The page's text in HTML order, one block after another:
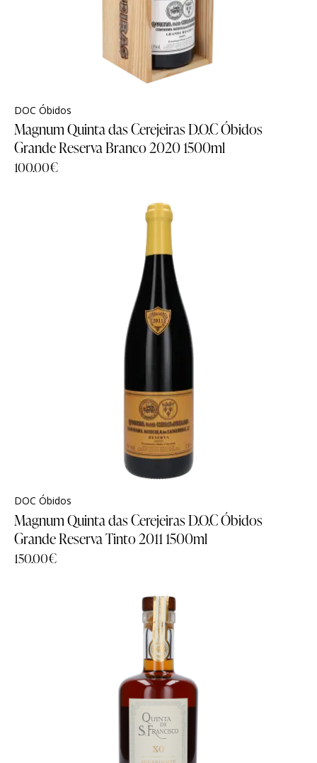
DOC Óbidos
Magnum Quinta das Cerejeiras D.O.C Óbidos
Grande Reserva Branco 2020 1500ml
100.00€
DOC Óbidos
Magnum Quinta das Cerejeiras D.O.C Óbidos
Grande Reserva Tinto 2011 1500ml
150.00€
Família
Família